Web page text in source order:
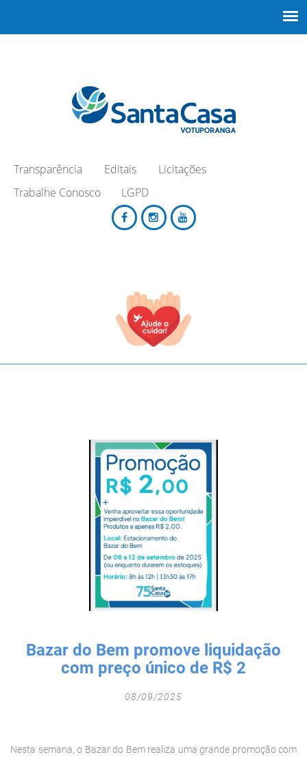
Transparência Editais
Licitações
Trabalhe Conosco
LGPD
TODOS OS CAMPOS SÃO OBRIGATÓRIOS.
Bazar do Bem promove liquidação
com preço único de R$ 2
08/09/2025
Nesta semana, o Bazar do Bem realiza uma grande promoção com